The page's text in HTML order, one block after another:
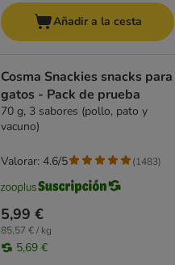
Añadir a la cesta
Cosma Snackies snacks para
gatos - Pack de prueba
70 g, 3 sabores (pollo, pato y
vacuno)
5,99 €
85,57 € / kg
5,69 €
Valorar: 4.6/5 (1483)